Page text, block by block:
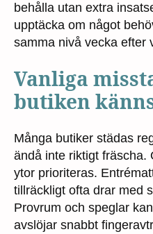
behålla utan extra
upptäcka om något
samma nivå vecka efter
Vanliga
butiken
Många butiker städas
ändå inte riktigt fräscha.
ytor prioriteras.
tillräckligt ofta drar med
Provrum och speglar
avslöjar snabbt